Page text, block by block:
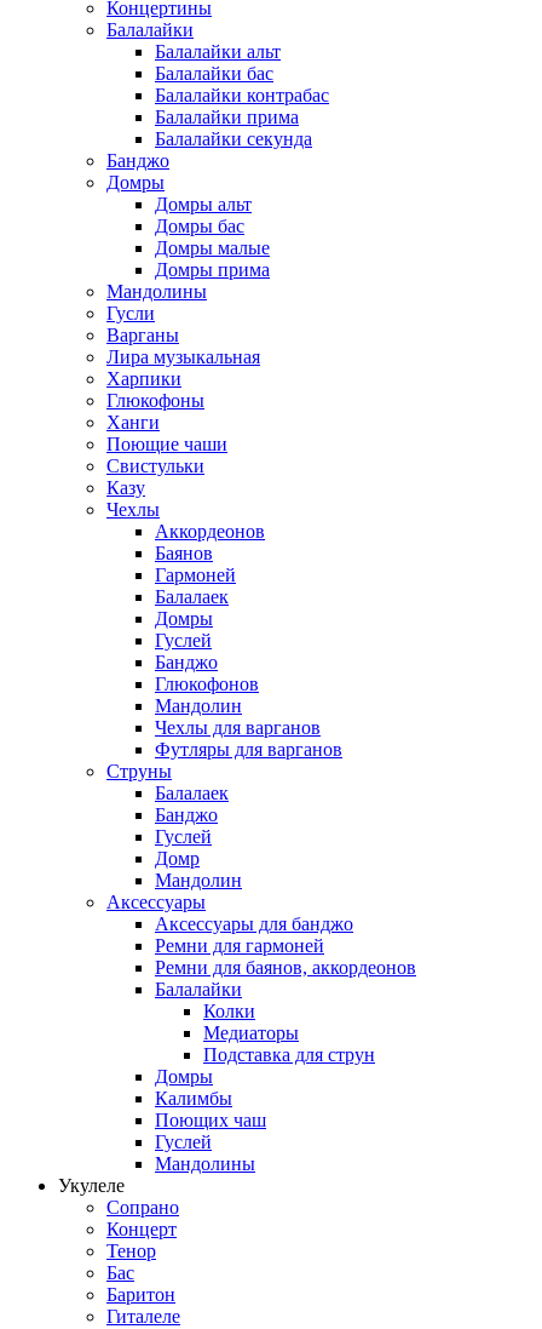
Концертины
Балалайки
Балалайки альт
Балалайки бас
Балалайки контрабас
Балалайки прима
Балалайки секунда
Банджо
Домры
Домры альт
Домры бас
Домры малые
Домры прима
Мандолины
Гусли
Варганы
Лира музыкальная
Харпики
Глюкофоны
Ханги
Поющие чаши
Свистульки
Казу
Чехлы
Аккордеонов
Баянов
Гармоней
Балалаек
Домры
Гуслей
Банджо
Глюкофонов
Мандолин
Чехлы для варганов
Футляры для варганов
Струны
Балалаек
Банджо
Гуслей
Домр
Мандолин
Аксессуары
Аксессуары для банджо
Ремни для гармоней
Ремни для баянов, аккордеонов
Балалайки
Колки
Медиаторы
Подставка для струн
Домры
Калимбы
Поющих чаш
Гуслей
Мандолины
Укулеле
Сопрано
Концерт
Тенор
Бас
Баритон
Гиталеле